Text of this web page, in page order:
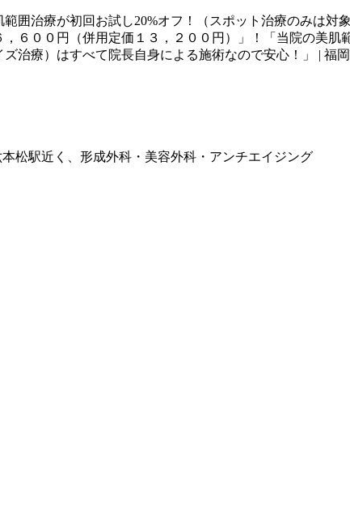
囲治療が初回お試し20%オフ！（スポット治療のみは対
６００円（併用定価１３，２００円）」！「当院の美
治療）はすべて院長自身による施術なので安心！」 | 福